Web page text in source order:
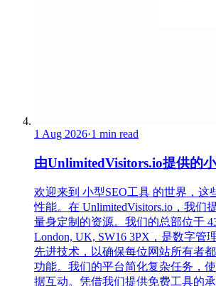
1 Aug 2026·1 min read
由UnlimitedVisitors.io提供的
欢迎来到 小型SEO工具 的世界，这
性能。在 UnlimitedVisitors.io，我们
量身定制的资源。我们的总部位于
London, UK, SW16 3PX，是数字管
先进技术，以确保每位网站所有者
功能。我们的平台简化复杂任务，
据互动。凭借我们提供免费工具的